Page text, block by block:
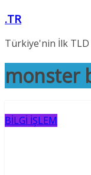
Skip
content
.TR
Türkiye'nin İlk
monster
BİLGİ İŞLEM